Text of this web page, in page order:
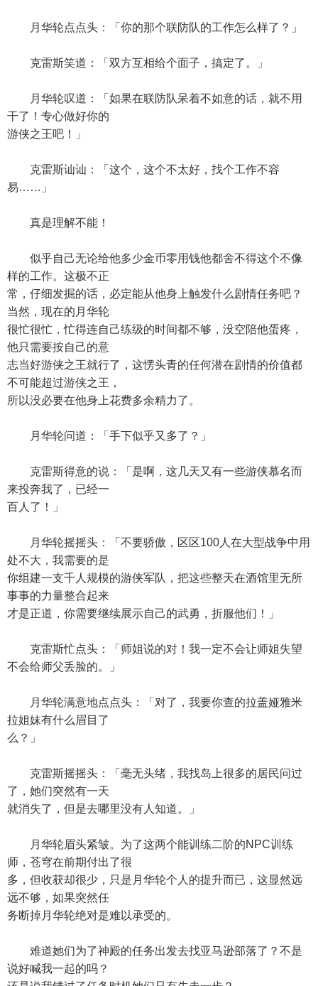
月华轮点点头：「你的那个联防队的工作怎么样了？」
克雷斯笑道：「双方互相给个面子，搞定了。」
月华轮叹道：「如果在联防队呆着不如意的话，就不用
干了！专心做好你的
游侠之王吧！」
克雷斯讪讪：「这个，这个不太好，找个工作不容
易……」
真是理解不能！
似乎自己无论给他多少金币零用钱他都舍不得这个不像
样的工作。这极不正
常，仔细发掘的话，必定能从他身上触发什么剧情任务吧？
当然，现在的月华轮
很忙很忙，忙得连自己练级的时间都不够，没空陪他蛋疼，
他只需要按自己的意
志当好游侠之王就行了，这愣头青的任何潜在剧情的价值都
不可能超过游侠之王，
所以没必要在他身上花费多余精力了。
月华轮问道：「手下似乎又多了？」
克雷斯得意的说：「是啊，这几天又有一些游侠慕名而
来投奔我了，已经一
百人了！」
月华轮摇摇头：「不要骄傲，区区100人在大型战争中用
处不大，我需要的是
你组建一支千人规模的游侠军队，把这些整天在酒馆里无所
事事的力量整合起来
才是正道，你需要继续展示自己的武勇，折服他们！」
克雷斯忙点头：「师姐说的对！我一定不会让师姐失望
不会给师父丢脸的。」
月华轮满意地点点头：「对了，我要你查的拉盖娅雅米
拉姐妹有什么眉目了
么？」
克雷斯摇摇头：「毫无头绪，我找岛上很多的居民问过
了，她们突然有一天
就消失了，但是去哪里没有人知道。」
月华轮眉头紧皱。为了这两个能训练二阶的NPC训练
师，苍穹在前期付出了很
多，但收获却很少，只是月华轮个人的提升而已，这显然远
远不够，如果突然任
务断掉月华轮绝对是难以承受的。
难道她们为了神殿的任务出发去找亚马逊部落了？不是
说好喊我一起的吗？